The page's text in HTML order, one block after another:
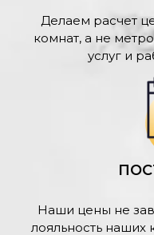
Делаем расчет
комнат, а не
услуг и
Наши цены не
лояльность наших